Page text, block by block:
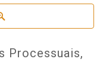
Processuais,